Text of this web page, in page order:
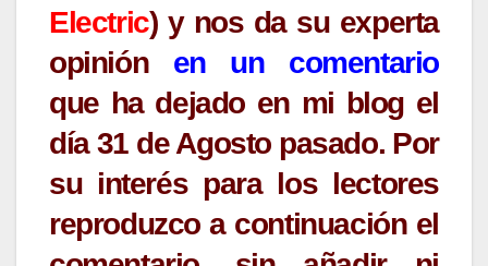
Electric) y nos da su experta
opinión en un comentario
que ha dejado en mi blog el
día 31 de Agosto pasado. Por
su interés para los lectores
reproduzco a continuación el